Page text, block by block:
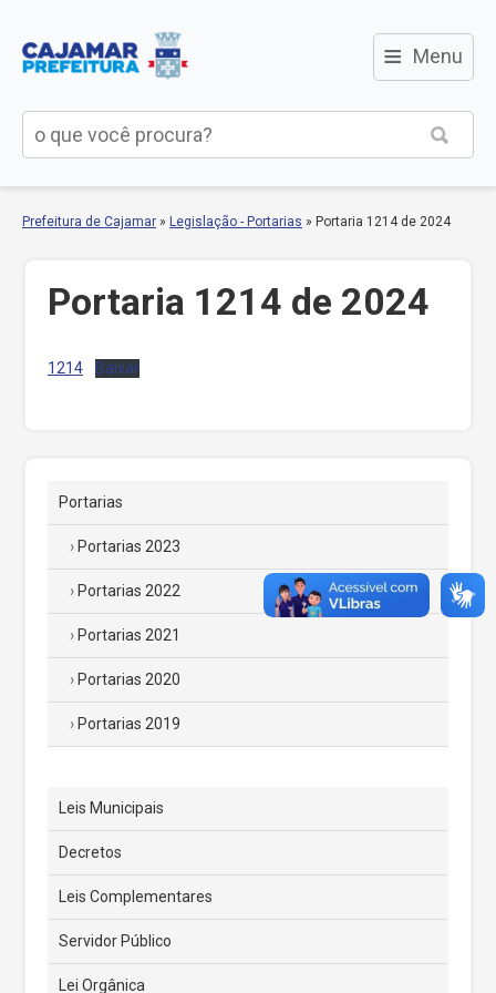
≡ Menu
Prefeitura de Cajamar » Legislação - Portarias » Portaria 1214 de 2024
Portaria 1214 de 2024
1214 Baixar
Portarias
Portarias 2023
Portarias 2022
Portarias 2021
Portarias 2020
Portarias 2019
Leis Municipais
Decretos
Leis Complementares
Servidor Público
Lei Orgânica